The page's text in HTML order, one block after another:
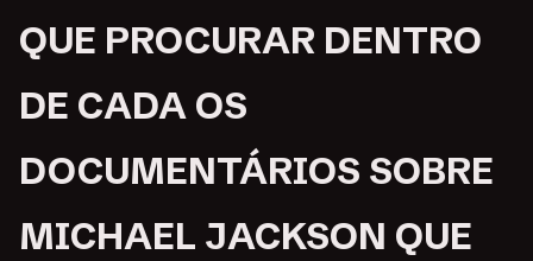
QUE PROCURAR DENTRO
DE CADA OS
DOCUMENTÁRIOS SOBRE
MICHAEL JACKSON QUE